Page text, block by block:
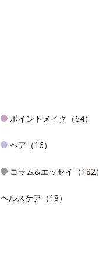
ポイントメイク（64）
ヘア（16）
コラム&エッセイ（182）
ヘルスケア（18）